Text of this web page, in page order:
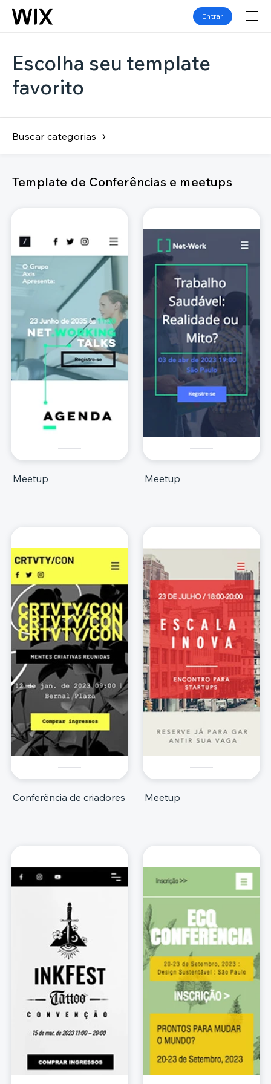
Entrar
Escolha seu template
favorito
Buscar categorias
Template de Conferências e meetups
Meetup Meetup
Conferência de criadores Meetup